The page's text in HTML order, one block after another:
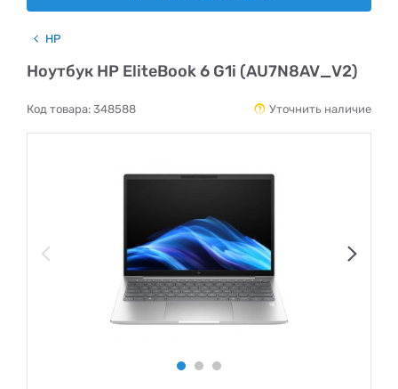
HP
Ноутбук HP EliteBook 6 G1i (AU7N8AV_V2)
Код товара: 348588 Уточнить наличие